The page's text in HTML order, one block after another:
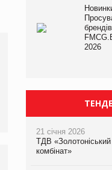
брендів
2026
21 січня 2026
ТДВ
комбінат»